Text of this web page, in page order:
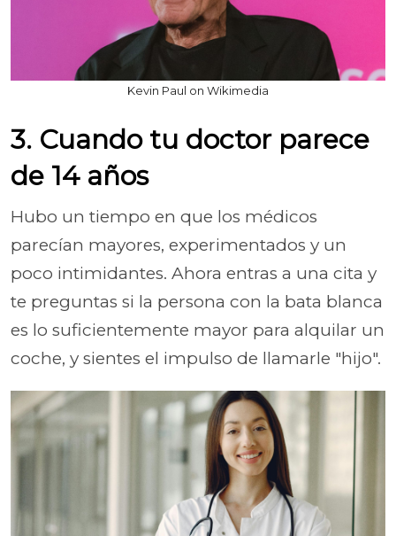
Kevin Paul on Wikimedia
3. Cuando tu doctor parece
de 14 años
Hubo un tiempo en que los médicos
parecían mayores, experimentados y un
poco intimidantes. Ahora entras a una cita y
te preguntas si la persona con la bata blanca
es lo suficientemente mayor para alquilar un
coche, y sientes el impulso de llamarle "hijo".